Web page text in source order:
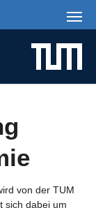
von der TUM
sich dabei um